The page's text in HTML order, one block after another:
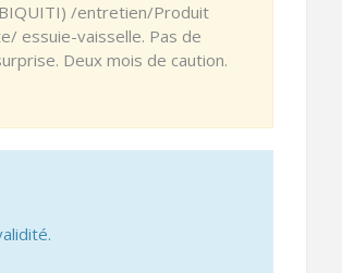
/entretien/Produit
essuie-vaisselle. Pas de
Deux mois de caution.